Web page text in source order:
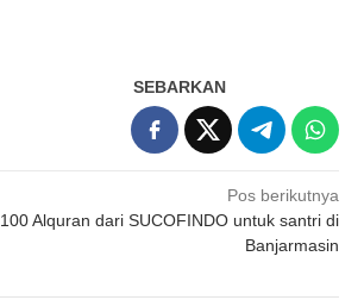
SEBARKAN
Pos berikutnya
100 Alquran dari SUCOFINDO untuk santri di
Banjarmasin